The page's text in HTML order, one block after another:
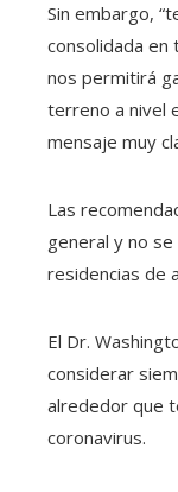
Sin embargo,
consolidada
nos permitirá
terreno a nivel
mensaje muy
Las
general y no
residencias de
El Dr.
considerar
alrededor que
coronavirus.